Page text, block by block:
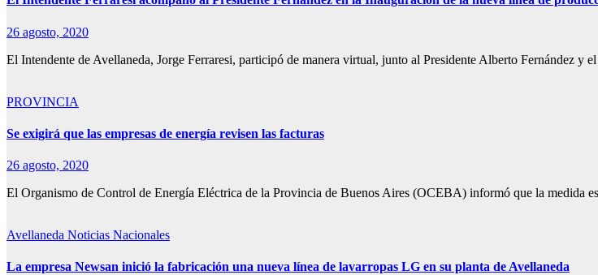
26 agosto, 2020
El Intendente de Avellaneda, Jorge Ferraresi, participó de manera virtual, junto al Presidente Alberto Fernández
PROVINCIA
Se exigirá que las empresas de energía revisen las facturas
26 agosto, 2020
El Organismo de Control de Energía Eléctrica de la Provincia de Buenos Aires (OCEBA) informó que la medida
Avellaneda Noticias Nacionales
La empresa Newsan inició la fabricación una nueva línea de lavarropas LG en su planta de Avellaneda